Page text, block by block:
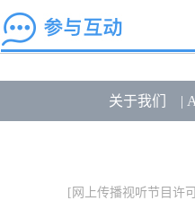
关于我们 |
[ 网上传播视听节目许